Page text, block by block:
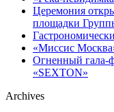
Церемония
площадки
«Миссис
Огненный гала-
«SEXTON»
Archives